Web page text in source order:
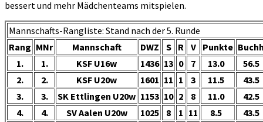
bessert und mehr Mädchenteams mitspielen.
Mannschafts-Rangliste: Stand nach der 5. Runde
Rang MNr Mannschaft DWZ S R V Punkte
1.
1. KSF U16w 1436 13 0 7 13.0
56.5
2.
2. KSF U20w 1601 11 1 3 11.5
43.5
3.
3. SK Ettlingen U20w 1153 10 2 8 11.0
42.5
4.
4. SV Aalen U20w 1025 8 1 11 8.5
43.5